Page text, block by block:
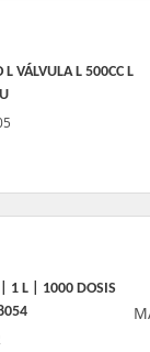
L VÁLVULA L 500CC L
| 1 L | 1000 DOSIS